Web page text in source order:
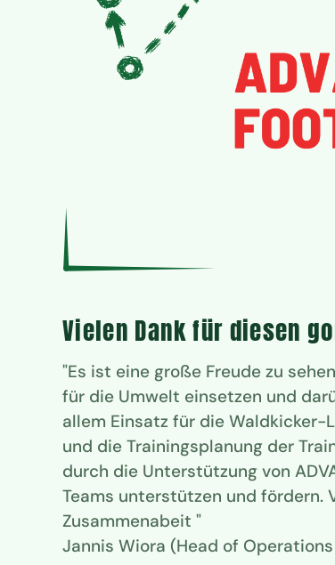
Vielen Dank für diesen
"Es ist eine große Freude zu
für die Umwelt einsetzen und
allem Einsatz für die
und die Trainingsplanung der
durch die Unterstützung von
Teams unterstützen und fördern.
Zusammenabeit "
Jannis Wiora (Head of